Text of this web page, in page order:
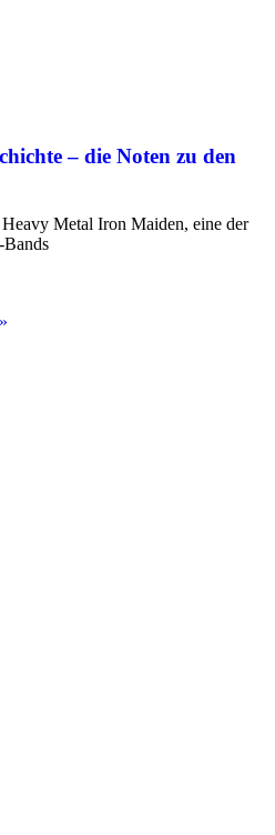
– die Noten zu den
Metal Iron Maiden, eine der
Bands